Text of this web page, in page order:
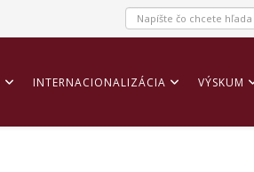
INTERNACIONALIZÁCIA VÝSKUM